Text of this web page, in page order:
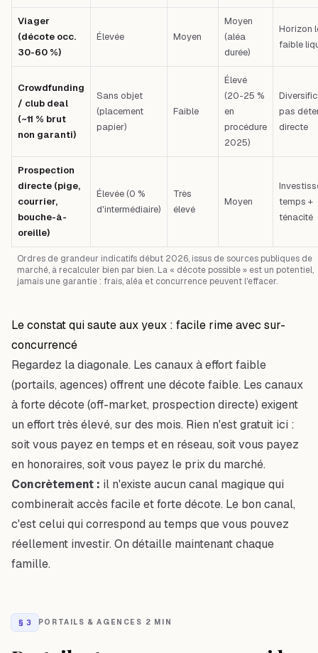
Ordres de grandeur indicatifs début 2026, issus de sources publiques de
marché, à recalculer bien par bien. La « décote possible » est un potentiel,
jamais une garantie : frais, aléa et concurrence peuvent l'effacer.
Viager
(décote occ.
30-60 %)
Élevée Moyen
Moyen
(aléa
durée)
Horizon
faible
Crowdfunding
/ club deal
(~11 % brut
non garanti)
Sans objet
(placement
papier)
Faible
Élevé
(20-25 %
en
procédure
2025)
pas
directe
Prospection
directe (pige,
courrier,
bouche-à-
oreille)
Élevée (0 %
d'intermédiaire)
Très
élevé
Moyen
temps +
ténacité
Le constat qui saute aux yeux : facile rime avec sur-
concurrencé
Regardez la diagonale. Les canaux à effort faible
(portails, agences) offrent une décote faible. Les canaux
à forte décote (off-market, prospection directe) exigent
un effort très élevé, sur des mois. Rien n'est gratuit ici :
soit vous payez en temps et en réseau, soit vous payez
en honoraires, soit vous payez le prix du marché.
Concrètement : il n'existe aucun canal magique qui
combinerait accès facile et forte décote. Le bon canal,
c'est celui qui correspond au temps que vous pouvez
réellement investir. On détaille maintenant chaque
famille.
§ 3 PORTAILS & AGENCES · 2 MIN